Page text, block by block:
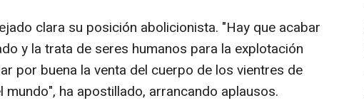
clara su posición abolicionista. "Hay que acabar
y la trata de seres humanos para la explotación
por buena la venta del cuerpo de los vientres de
ha apostillado, arrancando aplausos.